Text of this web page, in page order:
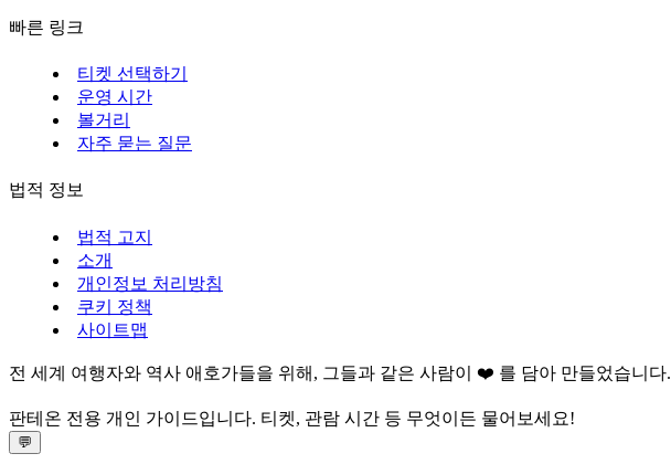
빠른 링크
티켓 선택하기
운영 시간
볼거리
자주 묻는 질문
법적 정보
법적 고지
소개
개인정보 처리방침
쿠키 정책
사이트맵
전 세계 여행자와 역사 애호가들을 위해, 그들과 같은 사람이 ❤️ 를 담아 만들었습니다.
판테온 전용 개인 가이드입니다. 티켓, 관람 시간 등 무엇이든 물어보세요!
💬